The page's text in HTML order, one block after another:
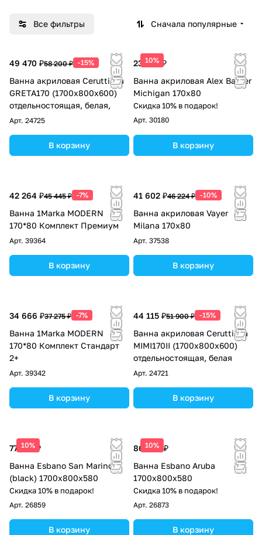
Все фильтры Сначала популярные
49 470 ₽58 200 ₽ -15%
Ванна акриловая Ceruttispa
GRETA170 (1700x800x600)
отдельностоящая, белая,
Арт. 24725
В корзину
10%
23 585 ₽
Ванна акриловая Alex Baitler
Michigan 170x80
Скидка 10% в подарок!
Арт. 30180
В корзину
42 264 ₽45 445 ₽ -7%
Ванна 1Marka MODERN
170*80 Комплект Премиум
Арт. 39364
В корзину
41 602 ₽46 224 ₽ -10%
Ванна акриловая Vayer
Milana 170x80
Арт. 37538
В корзину
34 666 ₽37 275 ₽ -7%
Ванна 1Marka MODERN
170*80 Комплект Стандарт
2+
Арт. 39342
В корзину
44 115 ₽51 900 ₽ -15%
Ванна акриловая Ceruttispa
MIMI170II (1700x800x600)
отдельностоящая, белая
Арт. 24721
В корзину
10%
77 138 ₽
Ванна Esbano San Marino
(black) 1700x800x580
Скидка 10% в подарок!
Арт. 26859
В корзину
10%
86 063 ₽
Ванна Esbano Aruba
1700x800x580
Скидка 10% в подарок!
Арт. 26873
В корзину